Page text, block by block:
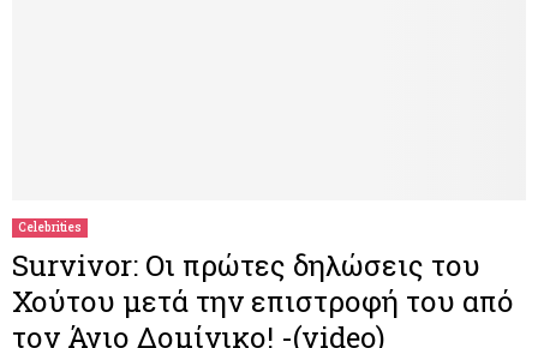
Celebrities
Survivor: Οι πρώτες δηλώσεις του
Χούτου μετά την επιστροφή του από
τον Άγιο Δομίνικο! -(video)